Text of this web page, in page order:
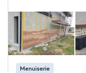
Menuiserie